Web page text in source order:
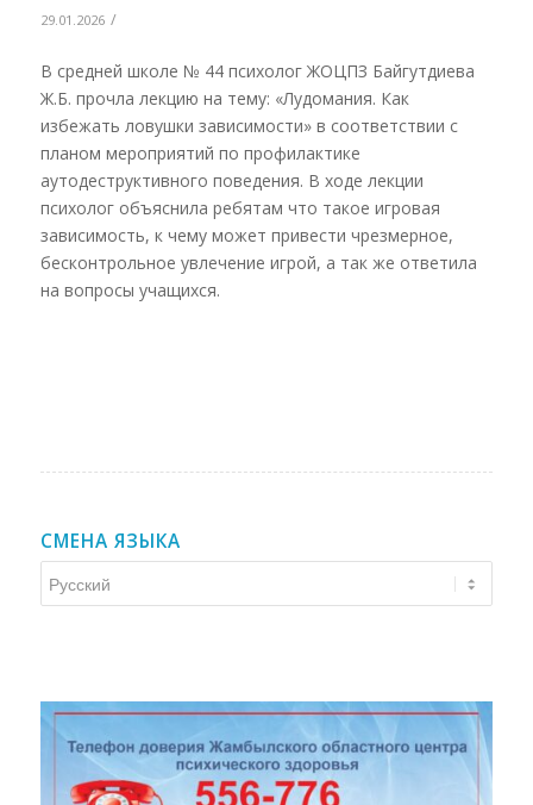
29.01.2026 /
В средней школе № 44 психолог ЖОЦПЗ Байгутдиева
Ж.Б. прочла лекцию на тему: «Лудомания. Как
избежать ловушки зависимости» в соответствии с
планом мероприятий по профилактике
аутодеструктивного поведения. В ходе лекции
психолог объяснила ребятам что такое игровая
зависимость, к чему может привести чрезмерное,
бесконтрольное увлечение игрой, а так же ответила
на вопросы учащихся.
СМЕНА ЯЗЫКА
языка